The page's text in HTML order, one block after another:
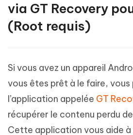
via GT Recovery
(Root requis)
Si vous avez un appareil
vous êtes prêt à le faire, vous
l’application appelée GT
récupérer le contenu perdu
Cette application vous aide